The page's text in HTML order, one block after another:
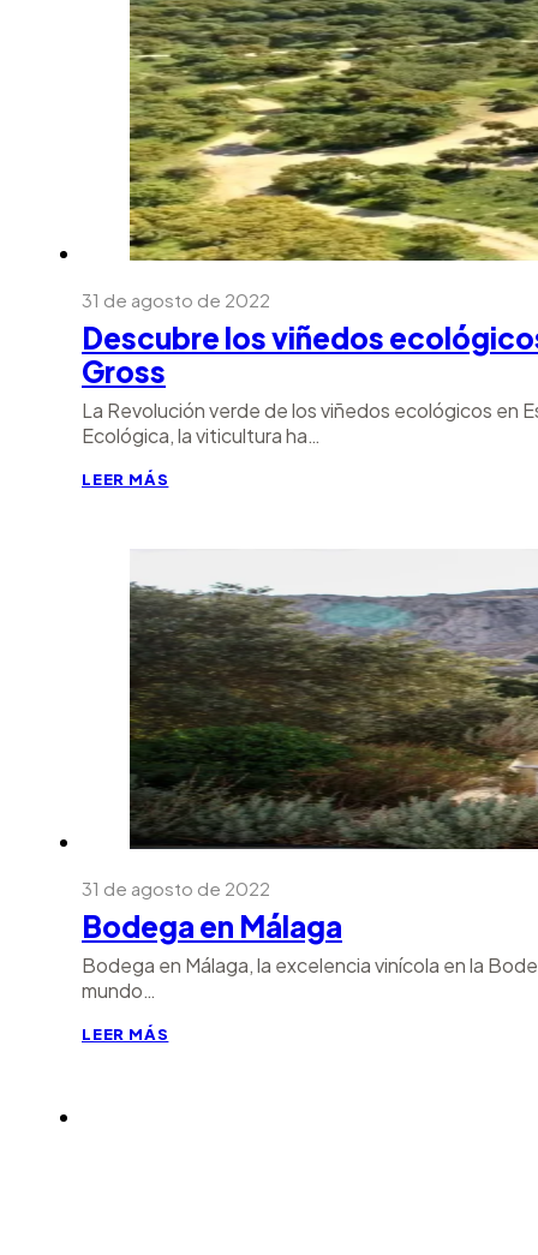
31 de agosto de 2022
Descubre los viñedos
Gross
La Revolución verde de los viñedos ecológicos en
Ecológica, la viticultura ha…
LEER MÁS
31 de agosto de 2022
Bodega en Málaga
Bodega en Málaga, la excelencia vinícola en la
mundo…
LEER MÁS